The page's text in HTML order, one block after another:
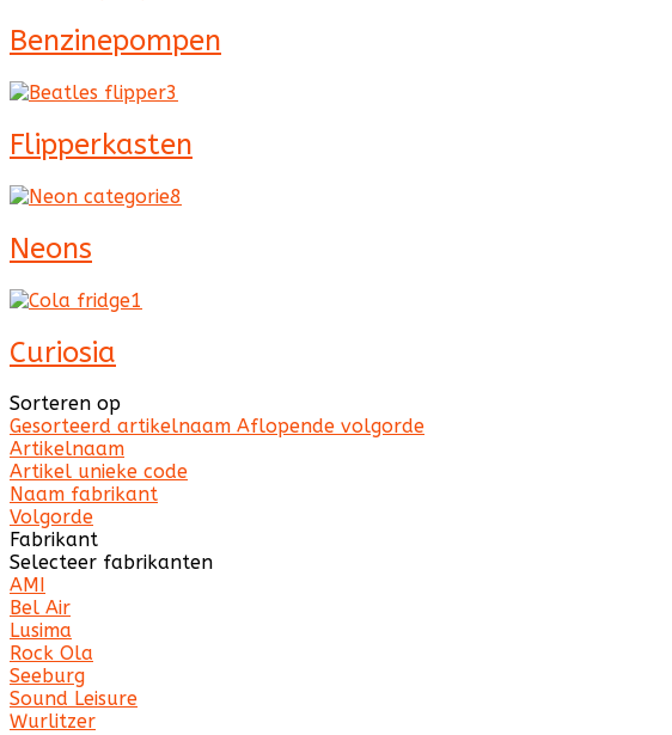
Benzinepompen
Flipperkasten
Neons
Curiosia
Sorteren op
Gesorteerd artikelnaam Aflopende volgorde
Artikelnaam
Artikel unieke code
Naam fabrikant
Volgorde
Fabrikant
Selecteer fabrikanten
AMI
Bel Air
Lusima
Rock Ola
Seeburg
Sound Leisure
Wurlitzer